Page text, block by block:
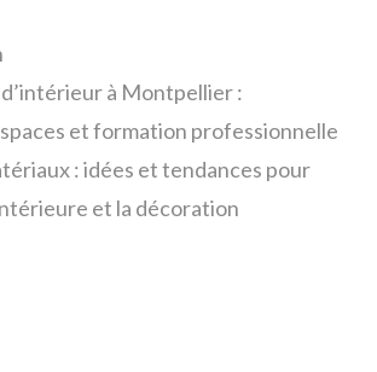
à Montpellier :
et formation professionnelle
: idées et tendances pour
et la décoration